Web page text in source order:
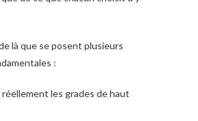
là que se posent plusieurs
:
les grades de haut